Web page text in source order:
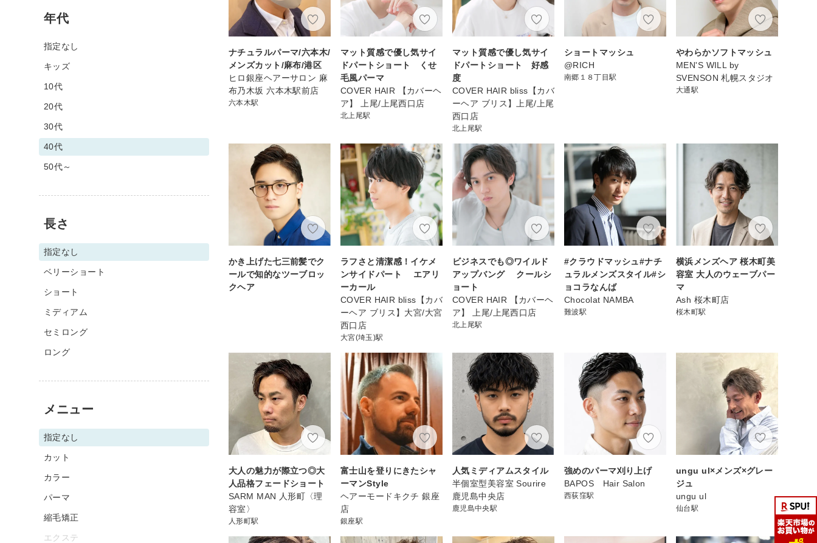
ナチュラルパーマ/六本木/
メンズカット/麻布/港区
ヒロ銀座ヘアーサロン 麻
布乃木坂 六本木駅前店
六本木駅
マット質感で優し気サイ
ドパートショート くせ
毛風パーマ
COVER HAIR 【カバーヘ
ア】 上尾/上尾西口店
北上尾駅
マット質感で優し気サイ
ドパートショート 好感
度
COVER HAIR bliss【カバ
ーヘア ブリス】上尾/上尾
西口店
北上尾駅
ショートマッシュ
@RICH
南郷１８丁目駅
やわらかソフトマッシュ
MEN'S WILL by
SVENSON 札幌スタジオ
大通駅
かき上げた七三前髪でク
ールで知的なツーブロッ
クヘア
ラフさと清潔感！イケメ
ンサイドパート エアリ
ーカール
COVER HAIR bliss【カバ
ーヘア ブリス】大宮/大宮
西口店
大宮(埼玉)駅
ビジネスでも◎ワイルド
アップバング クールシ
ョート
COVER HAIR 【カバーヘ
ア】 上尾/上尾西口店
北上尾駅
#クラウドマッシュ#ナチ
ュラルメンズスタイル#シ
ョコラなんば
Chocolat NAMBA
難波駅
横浜メンズヘア 桜木町美
容室 大人のウェーブパー
マ
Ash 桜木町店
桜木町駅
大人の魅力が際立つ◎大
人品格フェードショート
SARM MAN 人形町〈理
容室〉
人形町駅
富士山を登りにきたシャ
ーマンStyle
ヘアーモードキクチ 銀座
店
銀座駅
人気ミディアムスタイル
半個室型美容室 Sourire
鹿児島中央店
鹿児島中央駅
強めのパーマ刈り上げ
BAPOS Hair Salon
西荻窪駅
ungu ul×メンズ×グレー
ジュ
ungu ul
仙台駅
年代
指定なし
キッズ
10代
20代
30代
40代
50代～
長さ
指定なし
ベリーショート
ショート
ミディアム
セミロング
ロング
メニュー
指定なし
カット
カラー
パーマ
縮毛矯正
エクステ